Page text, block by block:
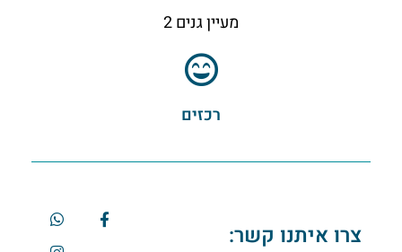
מעיין גנים 2
רכזים
צרו איתנו קשר: